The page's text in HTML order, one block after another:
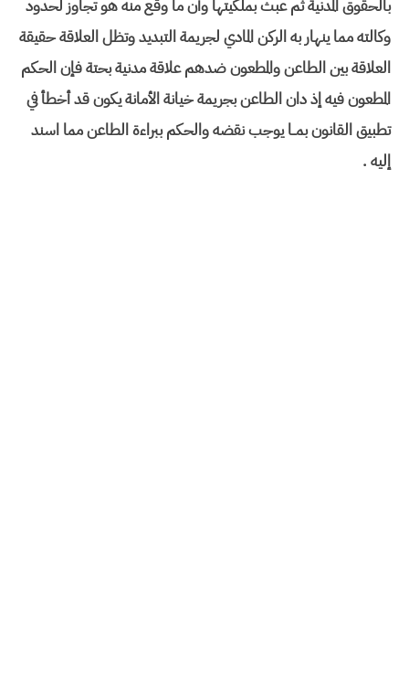
بالحقوق المدنية ثم عبث بملكيتها وأن ما وقع منه هو تجاوز لحدود
وكالته مما ينهار به الركن المادي لجريمة التبديد وتظل العلاقة حقيقة
العلاقة بين الطاعن والمطعون ضدهم علاقة مدنية بحتة فإن الحكم
المطعون فيه إذ دان الطاعن بجريمة خيانة الأمانة يكون قد أخطأ في
تطبيق القانون بمــا يوجب نقضه والحكم ببراءة الطاعن مما اسند
إليه .